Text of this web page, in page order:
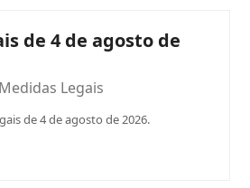
de 4 de agosto de
Medidas Legais
de 4 de agosto de 2026.